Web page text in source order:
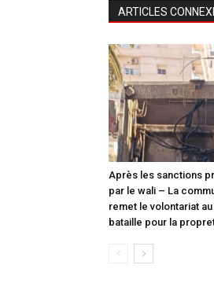
ARTICLES
Après les sanctions
par le wali – La
remet le volontariat
bataille pour la